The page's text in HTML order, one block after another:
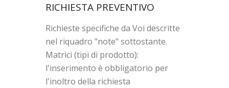
RICHIESTA PREVENTIVO
Richieste specifiche da Voi descritte
nel riquadro "note" sottostante.
Matrici (tipi di prodotto):
l'inserimento è obbligatorio per
l'inoltro della richiesta